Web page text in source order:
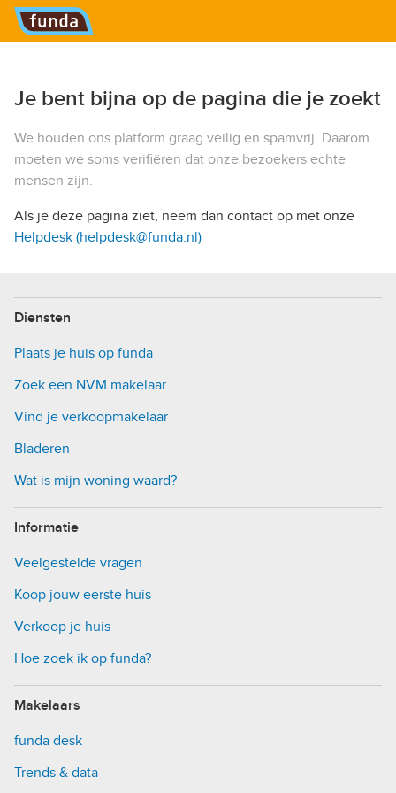
Hoofdmenu
Je bent bijna op de pagina die je zoekt
We houden ons platform graag veilig en spamvrij. Daarom
moeten we soms verifiëren dat onze bezoekers echte
mensen zijn.
Als je deze pagina ziet, neem dan contact op met onze
Helpdesk (helpdesk@funda.nl)
Diensten
Plaats je huis op funda
Zoek een NVM makelaar
Vind je verkoopmakelaar
Bladeren
Wat is mijn woning waard?
Informatie
Veelgestelde vragen
Koop jouw eerste huis
Verkoop je huis
Hoe zoek ik op funda?
Makelaars
funda desk
Trends & data